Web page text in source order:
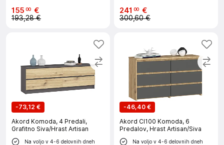
155 00 €
193,28 €
241 00 €
300,60 €
-73,12 €
Akord Komoda, 4 Predali,
Grafitno Siva/Hrast Artisan
Na voljo v 4-6 delovnih dneh
-46,40 €
Akord Cl100 Komoda, 6
Predalov, Hrast Artisan/Siva
Na voljo v 4-6 delovnih dneh